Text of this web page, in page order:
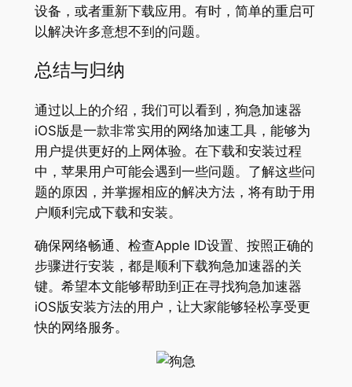
设备，或者重新下载应用。有时，简单的重启可
以解决许多意想不到的问题。
总结与归纳
通过以上的介绍，我们可以看到，狗急加速器
iOS版是一款非常实用的网络加速工具，能够为
用户提供更好的上网体验。在下载和安装过程
中，苹果用户可能会遇到一些问题。了解这些问
题的原因，并掌握相应的解决方法，将有助于用
户顺利完成下载和安装。
确保网络畅通、检查Apple ID设置、按照正确的
步骤进行安装，都是顺利下载狗急加速器的关
键。希望本文能够帮助到正在寻找狗急加速器
iOS版安装方法的用户，让大家能够轻松享受更
快的网络服务。